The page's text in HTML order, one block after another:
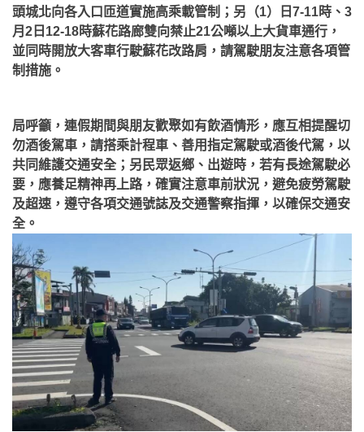
頭城北向各入口匝道實施高乘載管制；另（1）日7-11時、3
月2日12-18時蘇花路廊雙向禁止21公噸以上大貨車通行，
並同時開放大客車行駛蘇花改路肩，請駕駛朋友注意各項管
制措施。
局呼籲，連假期間與朋友歡聚如有飲酒情形，應互相提醒切
勿酒後駕車，請搭乘計程車、善用指定駕駛或酒後代駕，以
共同維護交通安全；另民眾返鄉、出遊時，若有長途駕駛必
要，應養足精神再上路，確實注意車前狀況，避免疲勞駕駛
及超速，遵守各項交通號誌及交通警察指揮，以確保交通安
全。